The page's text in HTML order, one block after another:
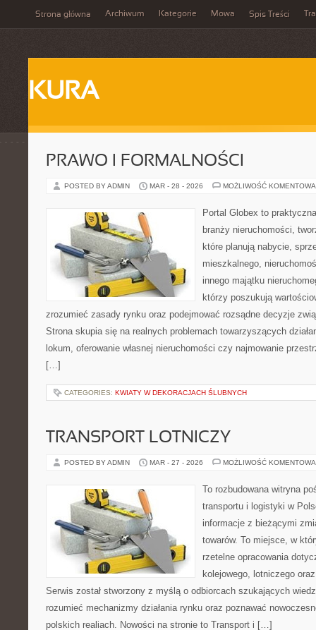
Strona główna Archiwum Kategorie Mowa Spis Treści
KURA
PRAWO I FORMALNOŚCI
POSTED BY ADMIN MAR - 28 - 2026 MOŻLIWOŚĆ
Portal Globex to
branży nieruchomości,
które planują nabycie,
mieszkalnego,
innego majątku
którzy poszukują
zrozumieć zasady rynku oraz podejmować rozsądne decyzje
Strona skupia się na realnych problemach towarzyszących
lokum, oferowanie własnej nieruchomości czy najmowanie
[…]
CATEGORIES: KWIATY W DEKORACJACH ŚLUBNYCH
TRANSPORT LOTNICZY
POSTED BY ADMIN MAR - 27 - 2026 MOŻLIWOŚĆ
To rozbudowana witryna
transportu i logistyki w
informacje z bieżącymi
towarów. To miejsce, w
rzetelne opracowania
kolejowego, lotniczego
Serwis został stworzony z myślą o odbiorcach szukających
rozumieć mechanizmy działania rynku oraz poznawać
polskich realiach. Nowości na stronie to Transport i […]